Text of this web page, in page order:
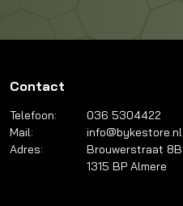
Contact
Telefoon:
036 5304422
Mail:
info@bykestore.nl
Adres:
Brouwerstraat 8B
1315 BP Almere